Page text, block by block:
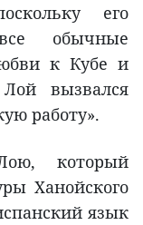
его
обычные
к Кубе и
вызвался
работу».
который
Ханойского
язык